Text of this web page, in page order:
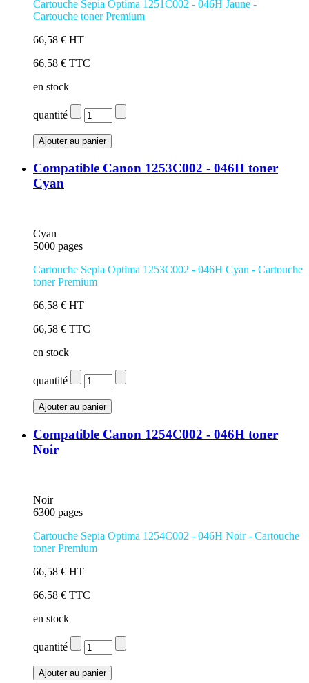
Cartouche Sepia Optima 1251C002 - 046H Jaune -
Cartouche toner Premium
66,58 € HT
66,58 € TTC
en stock
quantité
Compatible Canon 1253C002 - 046H toner
Cyan
Cyan
5000 pages
Cartouche Sepia Optima 1253C002 - 046H Cyan - Cartouche
toner Premium
66,58 € HT
66,58 € TTC
en stock
quantité
Compatible Canon 1254C002 - 046H toner
Noir
Noir
6300 pages
Cartouche Sepia Optima 1254C002 - 046H Noir - Cartouche
toner Premium
66,58 € HT
66,58 € TTC
en stock
quantité